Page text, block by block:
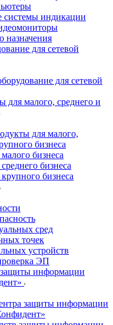
индикации
назначения
для сетевой
для сетевой
для малого, среднего и
для малого,
бизнеса
бизнеса
бизнеса
бизнеса
сред
точек
устройств
ЭП
информации
защиты информации